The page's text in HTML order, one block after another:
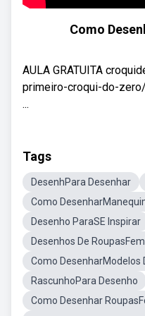
Como
AULA GRATUITA
primeiro-croqui-do-
...
Tags
DesenhPara Desenhar
Como
Desenho ParaSE Inspirar
Desenhos De
Como DesenharModelos
RascunhoPara Desenho
Como Desenhar